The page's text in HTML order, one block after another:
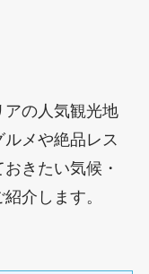
の人気観光地
メや絶品レス
きたい気候・
介します。